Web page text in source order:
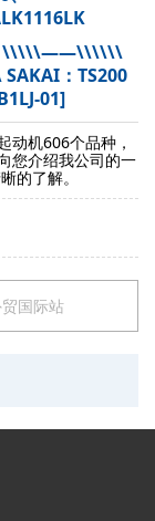
）\\\\\——\\\\\\
：TS200
01]
动机606个品种，
您介绍我公司的一
的了解。
国际站